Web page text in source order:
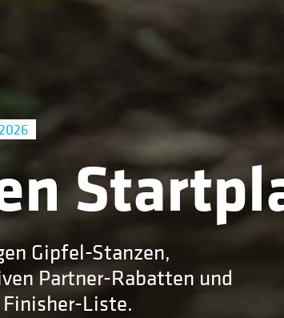
Gipfel-Stanzen,
Partner-Rabatten und
Liste.